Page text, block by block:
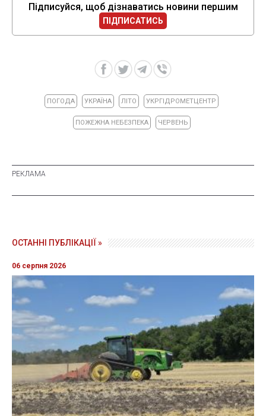
Підписуйся, щоб дізнаватись новини першим
ПІДПИСАТИСЬ
ПОГОДА УКРАЇНА ЛІТО УКРГІДРОМЕТЦЕНТР
ПОЖЕЖНА НЕБЕЗПЕКА ЧЕРВЕНЬ
ОСТАННІ ПУБЛІКАЦІЇ »
06 серпня 2026